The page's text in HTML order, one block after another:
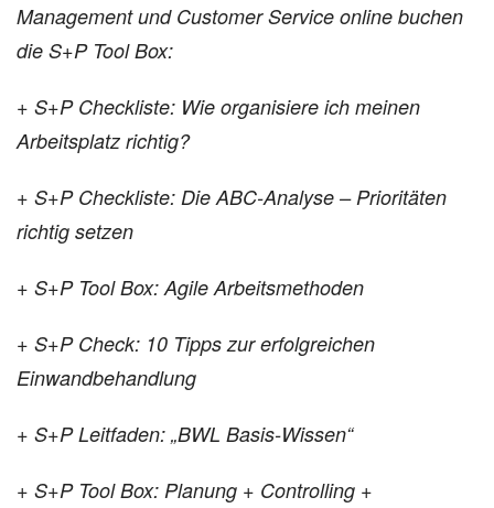
Management und Customer Service online buchen
die S+P Tool Box:
+ S+P Checkliste: Wie organisiere ich meinen
Arbeitsplatz richtig?
+ S+P Checkliste: Die ABC-Analyse – Prioritäten
richtig setzen
+ S+P Tool Box: Agile Arbeitsmethoden
+ S+P Check: 10 Tipps zur erfolgreichen
Einwandbehandlung
+ S+P Leitfaden: „BWL Basis-Wissen“
+ S+P Tool Box: Planung + Controlling +